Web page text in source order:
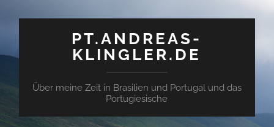
PT.ANDREAS-
KLINGLER.DE
Über meine Zeit in Brasilien und Portugal und das
Portugiesische